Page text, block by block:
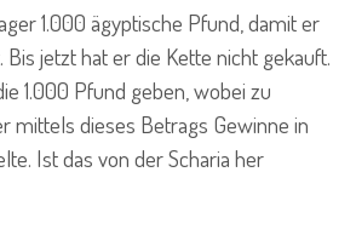
1.000 ägyptische Pfund, damit er
jetzt hat er die Kette nicht gekauft.
1.000 Pfund geben, wobei zu
mittels dieses Betrags Gewinne in
Ist das von der Scharia her